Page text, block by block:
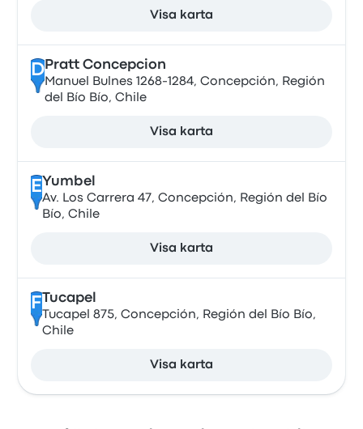
Visa karta
DPratt Concepcion
Manuel Bulnes 1268-1284, Concepción, Región
del Bío Bío, Chile
Visa karta
EYumbel
Av. Los Carrera 47, Concepción, Región del Bío
Bío, Chile
Visa karta
F Tucapel
Tucapel 875, Concepción, Región del Bío Bío,
Chile
Visa karta